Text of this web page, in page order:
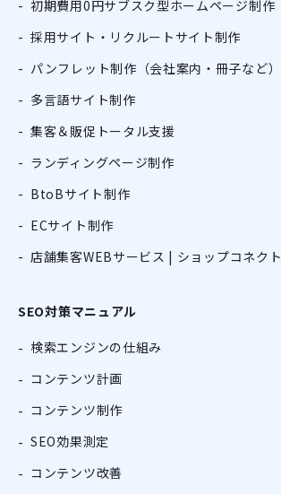
初期費用0円サブスク型ホームページ制作
採用サイト・リクルートサイト制作
パンフレット制作（会社案内・冊子など）
多言語サイト制作
集客＆販促トータル支援
ランディングページ制作
BtoBサイト制作
ECサイト制作
店舗集客WEBサービス | ショップコネクト
SEO対策マニュアル
検索エンジンの仕組み
コンテンツ計画
コンテンツ制作
SEO効果測定
コンテンツ改善